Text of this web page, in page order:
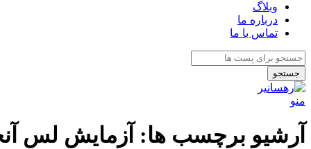
وبلاگ
درباره ما
تماس با ما
جستجو
منو
آرشیو برچسب ها: آزمایش لس